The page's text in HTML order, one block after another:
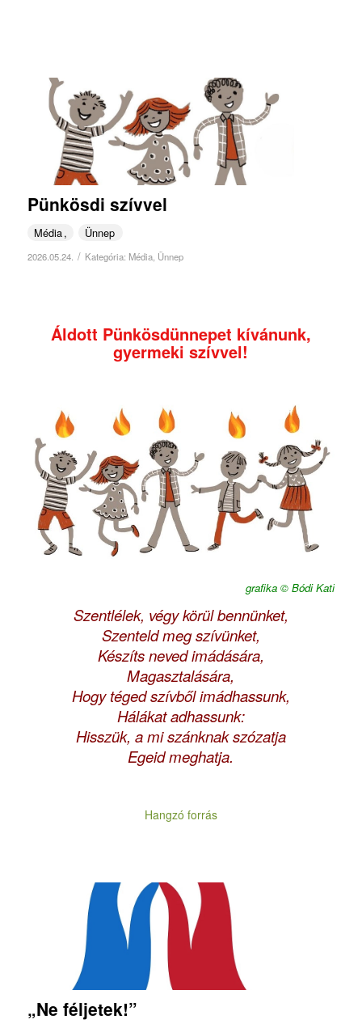
Pünkösdi szívvel
Média Ünnep
2026.05.24. / Kategória: Média, Ünnep
Áldott Pünkösdünnepet kívánunk,
gyermeki szívvel!
grafika © Bódi Kati
Szentlélek, végy körül bennünket,
Szenteld meg szívünket,
Készíts neved imádására,
Magasztalására,
Hogy téged szívből imádhassunk,
Hálákat adhassunk:
Hisszük, a mi szánknak szózatja
Egeid meghatja.
Hangzó forrás
„Ne féljetek!”